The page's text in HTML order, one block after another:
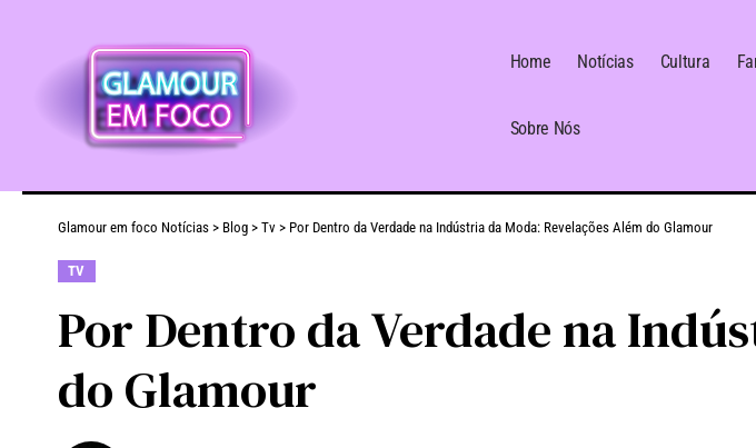
Home Notícias Cultura
Sobre Nós
Glamour em foco Notícias > Blog > Tv > Por Dentro da Verdade na Indústria da Moda: Revelações Além do Glamour
TV
Por Dentro da Verdade na
do Glamour